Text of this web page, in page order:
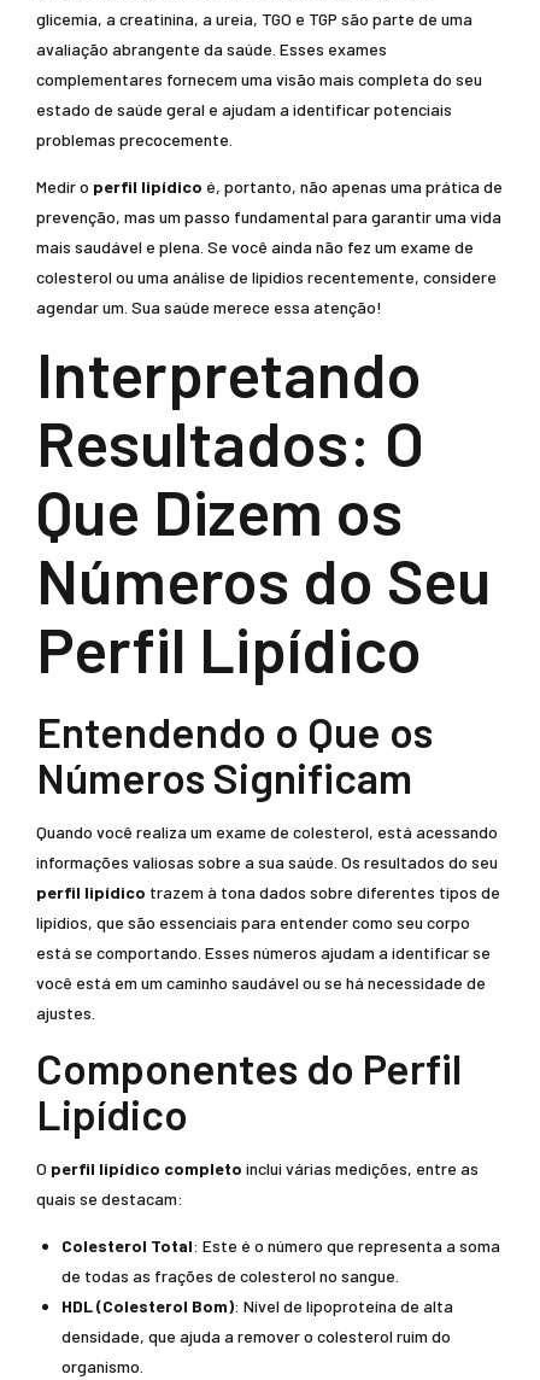
glicemia, a creatinina, a ureia, TGO e TGP são parte de uma
avaliação abrangente da saúde. Esses exames
complementares fornecem uma visão mais completa do seu
estado de saúde geral e ajudam a identificar potenciais
problemas precocemente.
Medir o perfil lipídico é, portanto, não apenas uma prática de
prevenção, mas um passo fundamental para garantir uma vida
mais saudável e plena. Se você ainda não fez um exame de
colesterol ou uma análise de lipídios recentemente, considere
agendar um. Sua saúde merece essa atenção!
Interpretando
Resultados: O
Que Dizem os
Números do Seu
Perfil Lipídico
Entendendo o Que os
Números Significam
Quando você realiza um exame de colesterol, está acessando
informações valiosas sobre a sua saúde. Os resultados do seu
perfil lipídico trazem à tona dados sobre diferentes tipos de
lipídios, que são essenciais para entender como seu corpo
está se comportando. Esses números ajudam a identificar se
você está em um caminho saudável ou se há necessidade de
ajustes.
Componentes do Perfil
Lipídico
O perfil lipídico completo inclui várias medições, entre as
quais se destacam:
Colesterol Total: Este é o número que representa a soma
de todas as frações de colesterol no sangue.
HDL (Colesterol Bom): Nível de lipoproteína de alta
densidade, que ajuda a remover o colesterol ruim do
organismo.